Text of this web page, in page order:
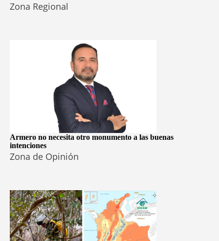
Zona Regional
Armero no necesita otro monumento a las buenas
intenciones
Zona de Opinión